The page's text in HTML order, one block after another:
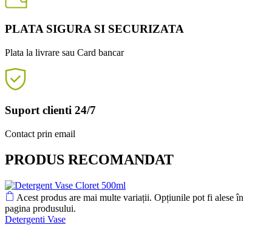
PLATA SIGURA SI SECURIZATA
Plata la livrare sau Card bancar
Suport clienti 24/7
Contact prin email
PRODUS RECOMANDAT
Acest produs are mai multe variații. Opțiunile pot fi alese în
pagina produsului.
Detergenti Vase